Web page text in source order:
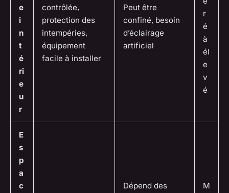
e
i
n
t
é
ri
e
u
r
contrôlée,
protection des
intempéries,
équipement
facile à installer
Peut être
confiné, besoin
d’éclairage
artificiel
r
é
à
él
e
v
é
E
s
p
a
c
Dépend des
M